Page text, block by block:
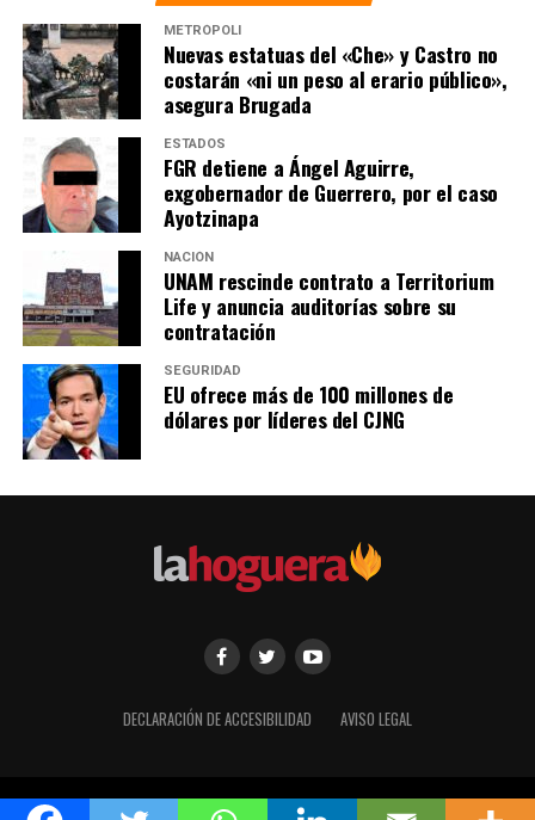
METRÓPOLI
Nuevas estatuas del «Che» y Castro no
costarán «ni un peso al erario público»,
asegura Brugada
ESTADOS
FGR detiene a Ángel Aguirre,
exgobernador de Guerrero, por el caso
Ayotzinapa
NACIÓN
UNAM rescinde contrato a Territorium
Life y anuncia auditorías sobre su
contratación
SEGURIDAD
EU ofrece más de 100 millones de
dólares por líderes del CJNG
DECLARACIÓN DE ACCESIBILIDAD AVISO LEGAL
Copyright © 2017 - 2026 La Hoguera